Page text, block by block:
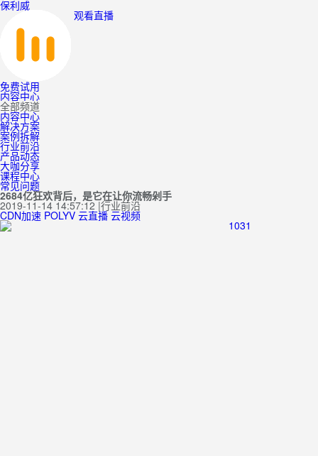
保利威
观看直播
免费试用
内容中心
全部频道
内容中心
解决方案
案例拆解
行业前沿
产品动态
大咖分享
课程中心
常见问题
2684亿狂欢背后，是它在让你流畅剁手
2019-11-14 14:57:12 |行业前沿
CDN加速 POLYV 云直播 云视频